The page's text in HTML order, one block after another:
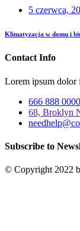
5 czerwca,
Klimatyzacja w domu i
Contact Info
Lorem ipsum dolor
666 888 0000
68, Broklyn
Subscribe to
© Copyright 2022